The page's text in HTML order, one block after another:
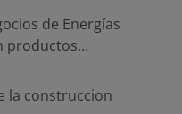
de Energías
productos…
la construccion